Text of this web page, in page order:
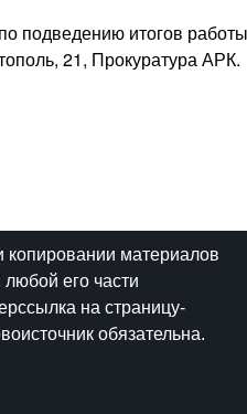
подведению итогов
21, Прокуратура АРК.
копировании материалов
любой его части
на страницу-
обязательна.